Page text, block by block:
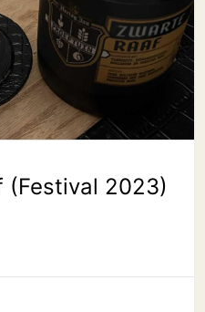
(Festival 2023)